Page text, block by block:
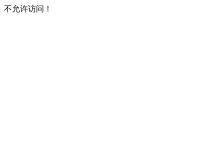
不允许访问！